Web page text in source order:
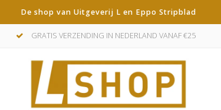
De shop van Uitgeverij L en Eppo Stripblad
GRATIS VERZENDING IN NEDERLAND VANAF €25